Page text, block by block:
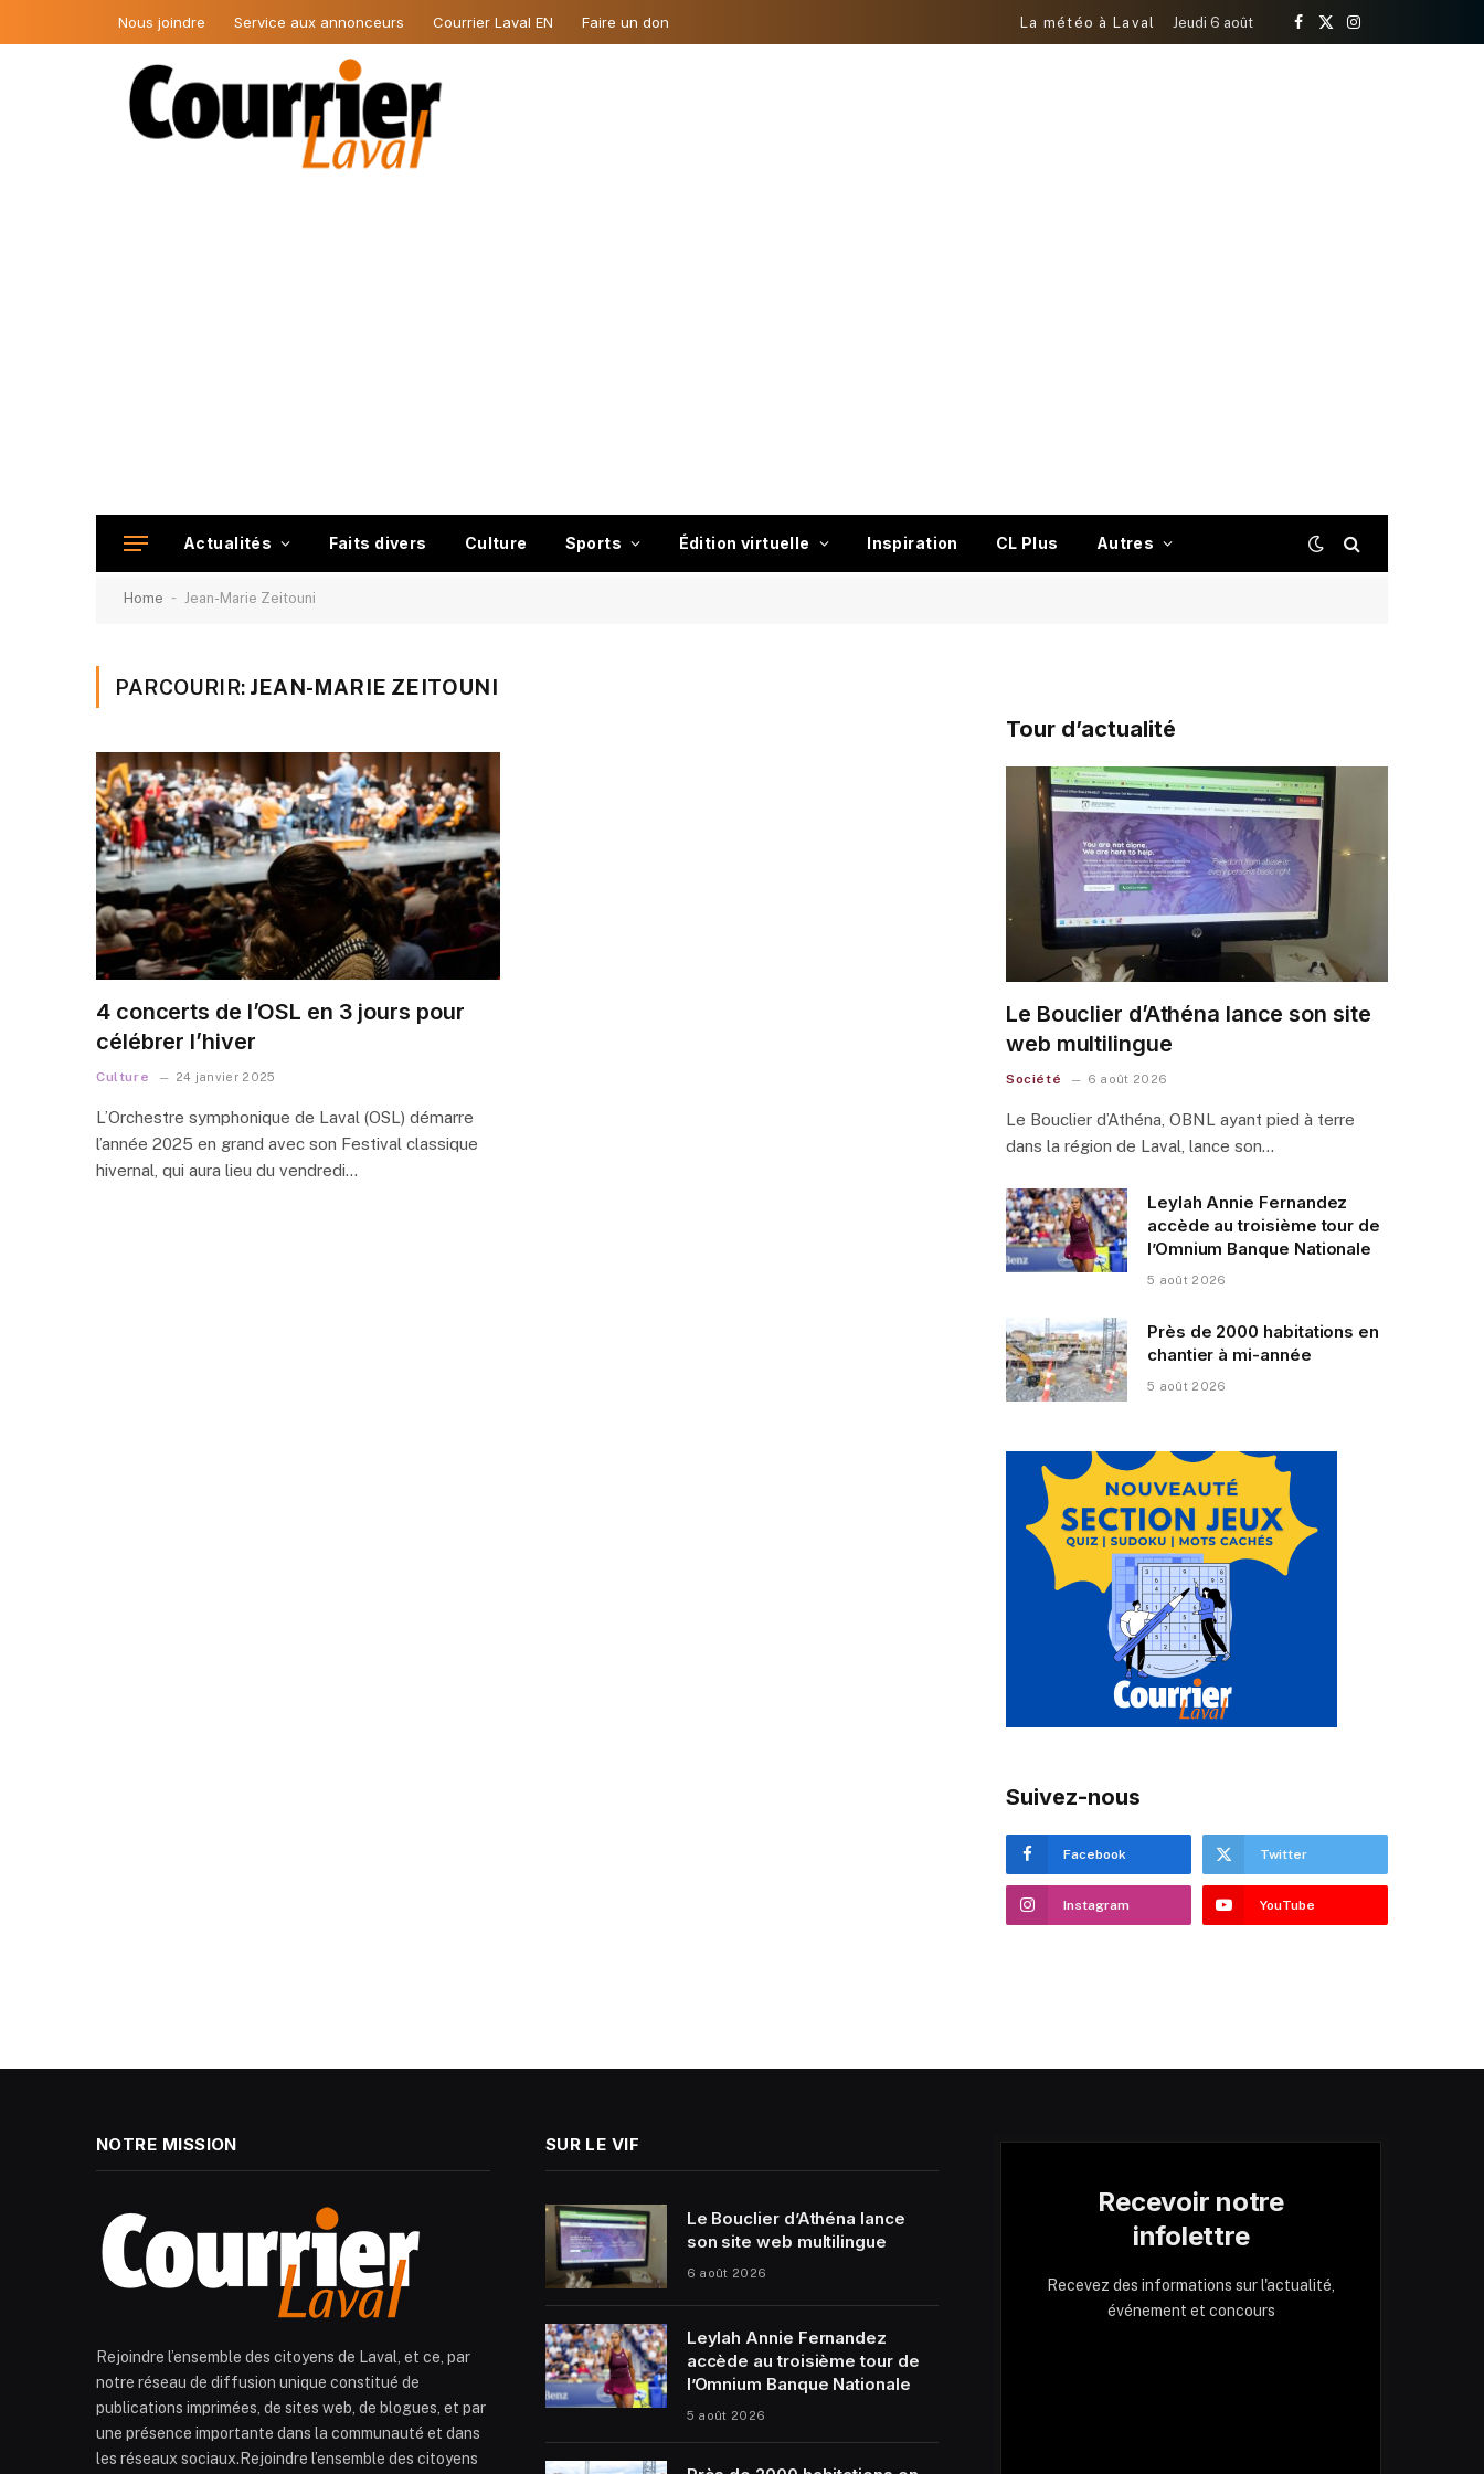
Nous joindre Service aux annonceurs Courrier Laval EN Faire un don La météo à Laval Jeudi 6 août
Facebook
X
Instagram
Actualités Faits divers Culture Sports Édition virtuelle Inspiration CL Plus Autres
Home - Jean-Marie Zeitouni
PARCOURIR: JEAN-MARIE ZEITOUNI
4 concerts de l’OSL en 3 jours pour
célébrer l’hiver
Culture 24 janvier 2025
L’Orchestre symphonique de Laval (OSL) démarre
l’année 2025 en grand avec son Festival classique
hivernal, qui aura lieu du vendredi…
Tour d’actualité
Le Bouclier d’Athéna lance son site
web multilingue
Société 6 août 2026
Le Bouclier d’Athéna, OBNL ayant pied à terre
dans la région de Laval, lance son…
Leylah Annie Fernandez
accède au troisième tour de
l’Omnium Banque Nationale
5 août 2026
Près de 2000 habitations en
chantier à mi-année
5 août 2026
Suivez-nous
Facebook Twitter
Instagram YouTube
NOTRE MISSION
Rejoindre l’ensemble des citoyens de Laval, et ce, par
notre réseau de diffusion unique constitué de
publications imprimées, de sites web, de blogues, et par
une présence importante dans la communauté et dans
les réseaux sociaux.Rejoindre l’ensemble des citoyens
SUR LE VIF
Le Bouclier d’Athéna lance
son site web multilingue
6 août 2026
Leylah Annie Fernandez
accède au troisième tour de
l’Omnium Banque Nationale
5 août 2026
Recevoir notre
infolettre
Recevez des informations sur l'actualité,
événement et concours